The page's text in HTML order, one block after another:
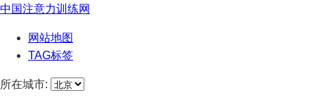
中国注意力训练网
网站地图
TAG标签
所在城市: